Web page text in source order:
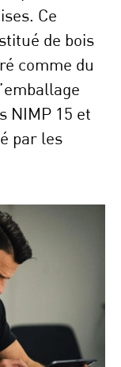
Ce
de bois
comme du
NIMP 15 et
par les